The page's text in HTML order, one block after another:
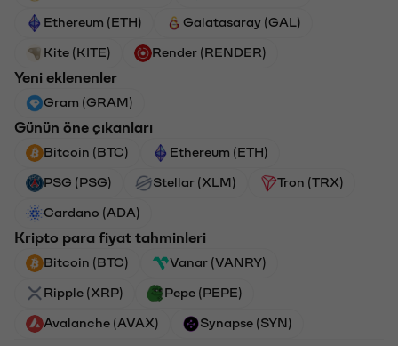
Ethereum (ETH) Galatasaray (GAL)
Kite (KITE) Render (RENDER)
Yeni eklenenler
Gram (GRAM)
Günün öne çıkanları
Bitcoin (BTC) Ethereum (ETH)
PSG (PSG) Stellar (XLM) Tron (TRX)
Cardano (ADA)
Kripto para fiyat tahminleri
Bitcoin (BTC) Vanar (VANRY)
Ripple (XRP) Pepe (PEPE)
Avalanche (AVAX) Synapse (SYN)